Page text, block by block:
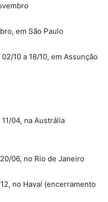
em São Paulo
10 a 18/10, em Assunção
04, na Austrália
06, no Rio de Janeiro
no Havaí (encerramento